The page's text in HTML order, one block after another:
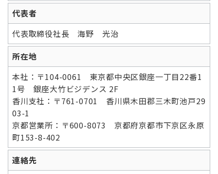
代表者
代表取締役社長 海野 光治
所在地
本社：〒104-0061 東京都中央区銀座一丁目22番1
1号 銀座大竹ビジデンス 2F
香川支社：〒761-0701 香川県木田郡三木町池戸29
03-1
京都営業所：〒600-8073 京都府京都市下京区永原
町153-8-402
連絡先